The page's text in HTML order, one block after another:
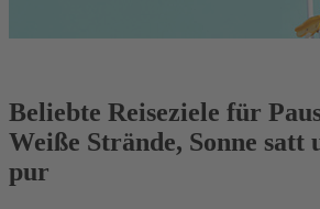
Beliebte Reiseziele für
Weiße Strände, Sonne satt
pur